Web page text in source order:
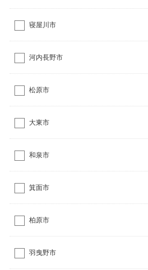
寝屋川市
河内長野市
松原市
大東市
和泉市
箕面市
柏原市
羽曳野市